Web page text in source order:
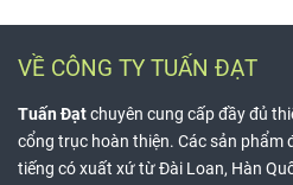
VỀ CÔNG TY TUẤN ĐẠT
Tuấn Đạtchuyên cung cấp đầy đủ
cổng trục hoàn thiện. Các sản phẩm
tiếng có xuất xứ từ Đài Loan, Hàn